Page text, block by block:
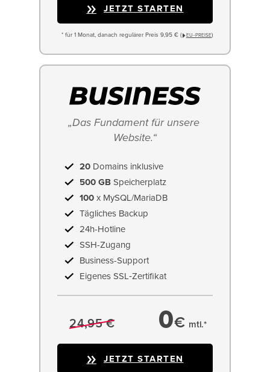
JETZT STARTEN
* für 1 Monat, danach regulärer Preis 9,95 € ( EU−PREISE)
„Das Fundament für unsere
Website.“
20 Domains inklusive
500 GB Speicherplatz
100 x MySQL/MariaDB
Tägliches Backup
24h-Hotline
SSH-Zugang
Business-Support
Eigenes SSL‑Zertifikat
24,95 € 0€ mtl.*
JETZT STARTEN